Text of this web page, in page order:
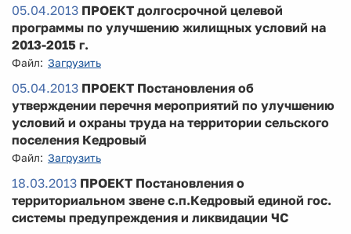
05.04.2013 ПРОЕКТ долгосрочной целевой
программы по улучшению жилищных условий на
2013-2015 г.
Файл: Загрузить
05.04.2013 ПРОЕКТ Постановления об
утверждении перечня мероприятий по улучшению
условий и охраны труда на территории сельского
поселения Кедровый
Файл: Загрузить
18.03.2013 ПРОЕКТ Постановления о
территориальном звене с.п.Кедровый единой гос.
системы предупреждения и ликвидации ЧС